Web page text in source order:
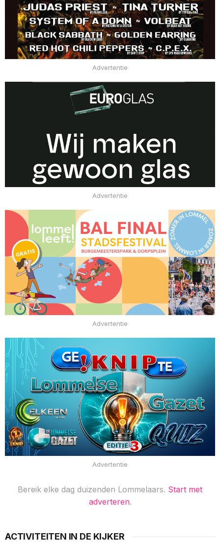
Advertentie
Advertentie
Advertentie
Advertentie
Bereik elke dag duizenden Lommelaars. Start met
adverteren.
ACTIVITEITEN IN DE KIJKER